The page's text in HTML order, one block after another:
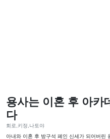
용사는 이혼 후 아카
다
회로,키정,나토야
아내와 이혼 후 방구석 폐인 신세가 되어버린